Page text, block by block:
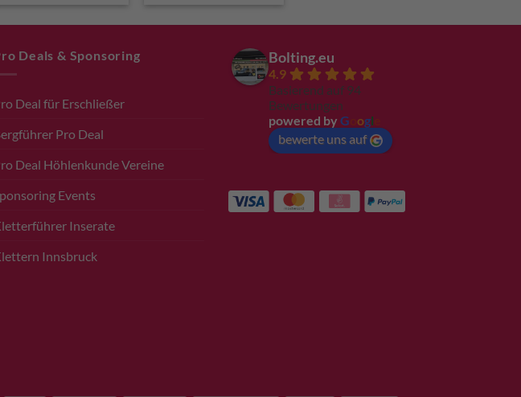
Deals & Sponsoring
Deal für Erschließer
Pro Deal
Deal Höhlenkunde Vereine
Events
Inserate
Innsbruck
Bolting.eu
4.9
Basierend auf 94
Bewertungen
powered by G ogl
bewerte uns auf